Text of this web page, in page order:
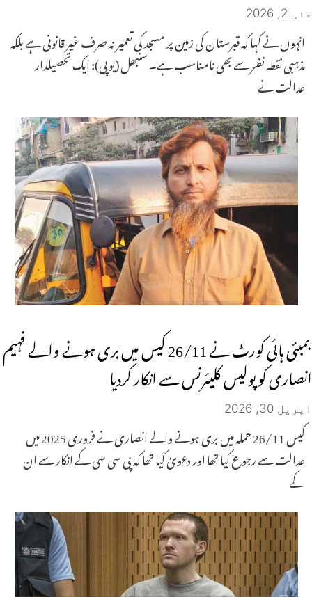
مئی 2, 2026
انہوں نے کہا کہ قبرستان کی زمین پر مسجد کی تعمیر نہ صرف غیر قانونی ہے بلکہ
مذہبی نقطہ نظر سے بھی نامناسب ہے۔ سنبھل (یوپی): ایک تحصیلدار
عدالت نے
بمبئی ہائی کورٹ نے 26/11 کیس میں بری ہونے والے فہیم
انصاری کو پولیس کلیئرنس سے انکار کردیا
اپریل 30, 2026
کیس 26/11 حملہ میں بری ہونے والے انصاری نے فروری 2025 میں
عدالت سے رجوع کیا تھا اور دعویٰ کیا تھا کہ پی سی سی کے انکار سے ان
کے